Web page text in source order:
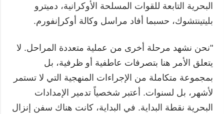
البحرية التابعة للقوات المسلحة الأوكرانية، دميترو
بليتينتشوك، حسبما أفاد مراسل وكالة أوكرإنفورم.
"نحن نشهد مرحلة أخرى من عملية متعددة المراحل. لا
يتعلق الأمر هنا بتصرفات عاطفية أو ظرفية، بل
بمجموعة متكاملة من الإجراءات المنهجية التي لا تستمر
لأشهر، بل لسنوات. أعتبر شخصياً تدمير الإمدادات
البحرية نقطة البداية. في البداية، كانت هناك سفن إنزال